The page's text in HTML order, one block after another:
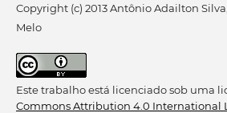
Copyright (c) 2013 Antônio Adailton
Melo
Este trabalho está licenciado sob uma
Commons Attribution 4.0 International